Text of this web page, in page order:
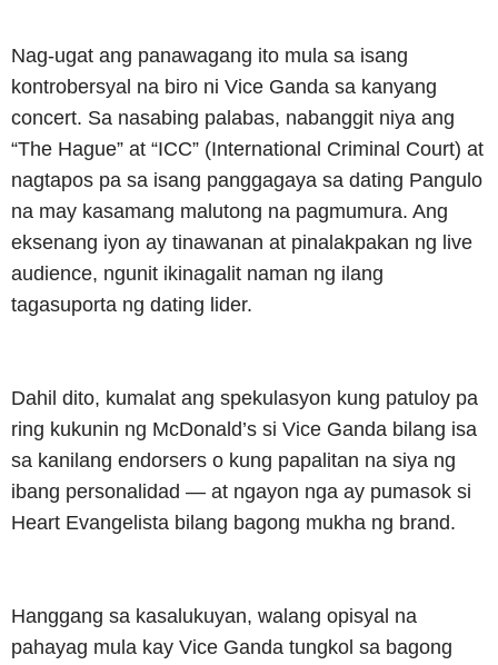
Nag-ugat ang panawagang ito mula sa isang
kontrobersyal na biro ni Vice Ganda sa kanyang
concert. Sa nasabing palabas, nabanggit niya ang
“The Hague” at “ICC” (International Criminal Court) at
nagtapos pa sa isang panggagaya sa dating Pangulo
na may kasamang malutong na pagmumura. Ang
eksenang iyon ay tinawanan at pinalakpakan ng live
audience, ngunit ikinagalit naman ng ilang
tagasuporta ng dating lider.
Dahil dito, kumalat ang spekulasyon kung patuloy pa
ring kukunin ng McDonald’s si Vice Ganda bilang isa
sa kanilang endorsers o kung papalitan na siya ng
ibang personalidad — at ngayon nga ay pumasok si
Heart Evangelista bilang bagong mukha ng brand.
Hanggang sa kasalukuyan, walang opisyal na
pahayag mula kay Vice Ganda tungkol sa bagong